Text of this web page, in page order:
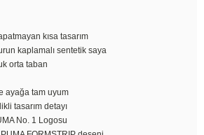
kısa tasarım
kaplamalı sentetik saya
orta taban
ayağa tam uyum
tasarım detayı
No. 1 Logosu